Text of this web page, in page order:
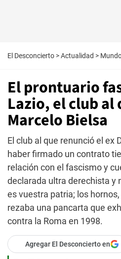
El Desconcierto >Actualidad >
El prontuario
Lazio, el club al
Marcelo Bielsa
El club al que renunció el ex
haber firmado un contrato
relación con el fascismo y
declarada ultra derechista y
es vuestra patria; los
rezaba una pancarta que
contra la Roma en 1998.
Agregar El Desconcierto en